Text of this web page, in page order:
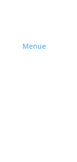
Menue